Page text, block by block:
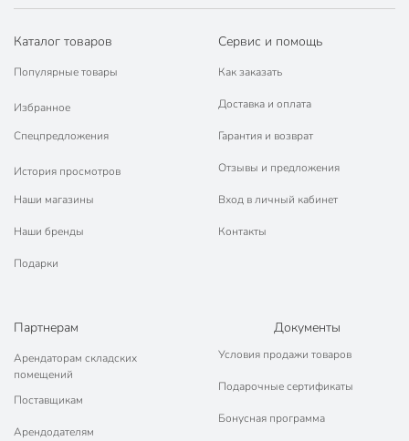
Каталог товаров
Популярные товары
Избранное
Спецпредложения
История просмотров
Наши магазины
Наши бренды
Подарки
Сервис и помощь
Как заказать
Доставка и оплата
Гарантия и возврат
Отзывы и предложения
Вход в личный кабинет
Контакты
Партнерам
Арендаторам складских
помещений
Поставщикам
Арендодателям
Документы
Условия продажи товаров
Подарочные сертификаты
Бонусная программа